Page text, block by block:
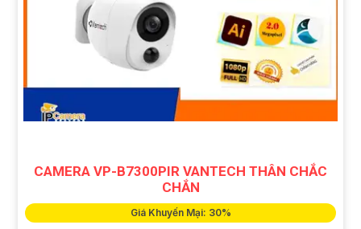
CAMERA VP-B7300PIR VANTECH THÂN CHẮC
CHẮN
Giá Khuyến Mại: 30%